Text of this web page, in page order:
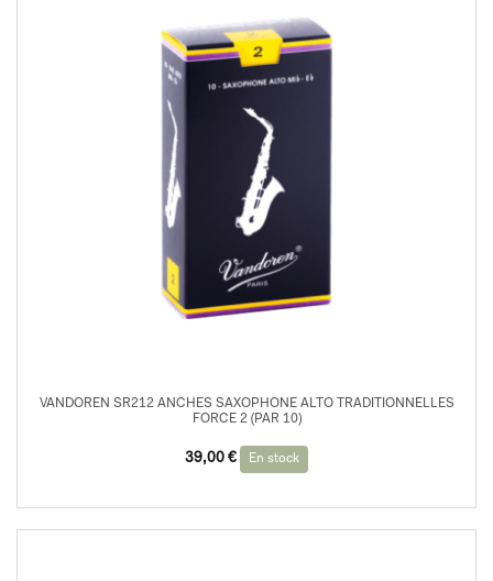
VANDOREN SR212 ANCHES SAXOPHONE ALTO TRADITIONNELLES
FORCE 2 (PAR 10)
39,00 € En stock